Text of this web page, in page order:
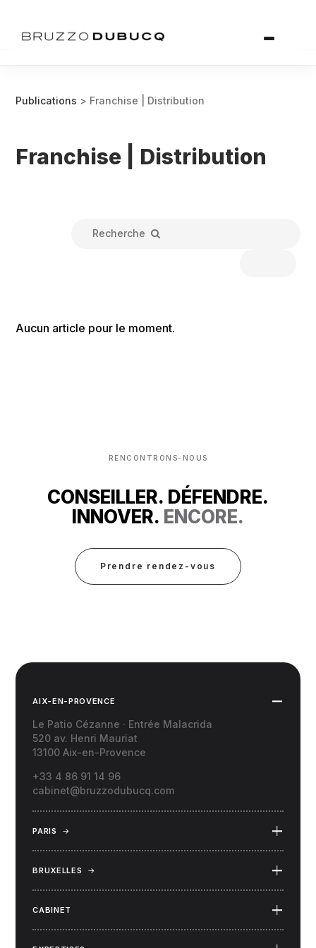
Publications > Franchise | Distribution
Franchise | Distribution
Aucun article pour le moment.
RENCONTRONS-NOUS
CONSEILLER. DÉFENDRE.
INNOVER. ENCORE.
Prendre rendez-vous
AIX-EN-PROVENCE
Le Patio Cézanne · Entrée Malacrida
520 av. Henri Mauriat
13100 Aix-en-Provence
+33 4 86 91 14 96
cabinet@bruzzodubucq.com
PARIS →
BRUXELLES →
CABINET